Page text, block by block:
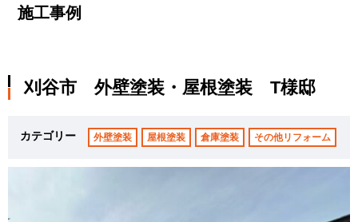
施工事例
刈谷市 外壁塗装・屋根塗装 T様邸
カテゴリー 外壁塗装 屋根塗装 倉庫塗装 その他リフォーム